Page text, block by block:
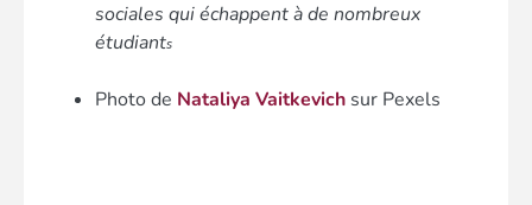
sociales qui échappent à de nombreux
étudiants
Photo de Nataliya Vaitkevich sur Pexels